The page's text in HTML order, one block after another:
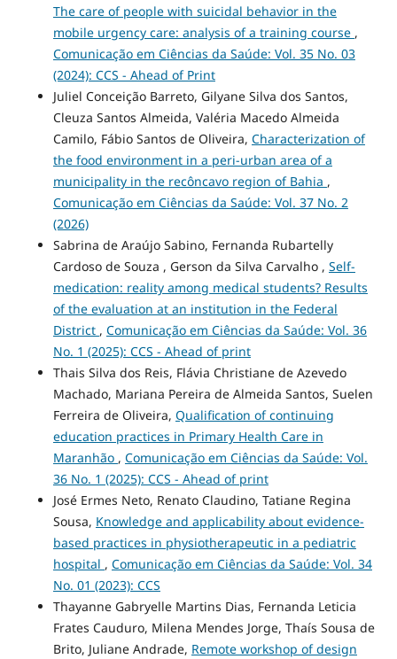
The care of people with suicidal behavior in the
mobile urgency care: analysis of a training course ,
Comunicação em Ciências da Saúde: Vol. 35 No. 03
(2024): CCS - Ahead of Print
Juliel Conceição Barreto, Gilyane Silva dos Santos,
Cleuza Santos Almeida, Valéria Macedo Almeida
Camilo, Fábio Santos de Oliveira, Characterization of
the food environment in a peri-urban area of a
municipality in the recôncavo region of Bahia ,
Comunicação em Ciências da Saúde: Vol. 37 No. 2
(2026)
Sabrina de Araújo Sabino, Fernanda Rubartelly
Cardoso de Souza , Gerson da Silva Carvalho , Self-
medication: reality among medical students? Results
of the evaluation at an institution in the Federal
District , Comunicação em Ciências da Saúde: Vol. 36
No. 1 (2025): CCS - Ahead of print
Thais Silva dos Reis, Flávia Christiane de Azevedo
Machado, Mariana Pereira de Almeida Santos, Suelen
Ferreira de Oliveira, Qualification of continuing
education practices in Primary Health Care in
Maranhão , Comunicação em Ciências da Saúde: Vol.
36 No. 1 (2025): CCS - Ahead of print
José Ermes Neto, Renato Claudino, Tatiane Regina
Sousa, Knowledge and applicability about evidence-
based practices in physiotherapeutic in a pediatric
hospital , Comunicação em Ciências da Saúde: Vol. 34
No. 01 (2023): CCS
Thayanne Gabryelle Martins Dias, Fernanda Leticia
Frates Cauduro, Milena Mendes Jorge, Thaís Sousa de
Brito, Juliane Andrade, Remote workshop of design